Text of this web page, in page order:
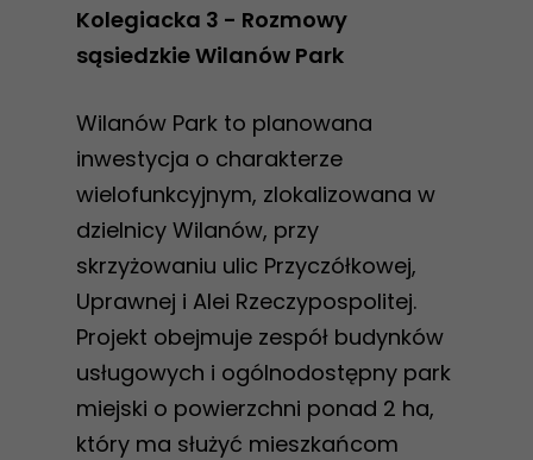
Kolegiacka 3 - Rozmowy
sąsiedzkie Wilanów Park
Wilanów Park to planowana
inwestycja o charakterze
wielofunkcyjnym, zlokalizowana w
dzielnicy Wilanów, przy
skrzyżowaniu ulic Przyczółkowej,
Uprawnej i Alei Rzeczypospolitej.
Projekt obejmuje zespół budynków
usługowych i ogólnodostępny park
miejski o powierzchni ponad 2 ha,
który ma służyć mieszkańcom